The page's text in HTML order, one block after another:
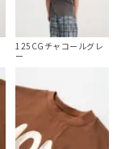
125CGチャコールグレ
ー